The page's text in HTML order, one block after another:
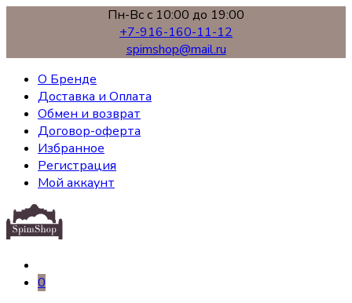
Пн-Вс с 10:00 до 19:00
+7-916-160-11-12
spimshop@mail.ru
О Бренде
Доставка и Оплата
Обмен и возврат
Договор-оферта
Избранное
Регистрация
Мой аккаунт
0